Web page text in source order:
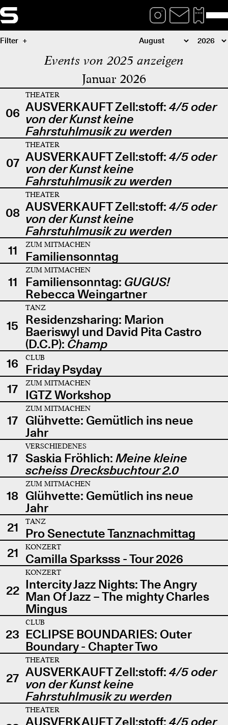
Filter
Events von 2025 anzeigen
Januar 2026
06
THEATER
AUSVERKAUFT Zell:stoff: 4/5 oder
von der Kunst keine
Fahrstuhlmusik zu werden
07
THEATER
AUSVERKAUFT Zell:stoff: 4/5 oder
von der Kunst keine
Fahrstuhlmusik zu werden
08
THEATER
AUSVERKAUFT Zell:stoff: 4/5 oder
von der Kunst keine
Fahrstuhlmusik zu werden
11
ZUM MITMACHEN
Familiensonntag
11
ZUM MITMACHEN
Familiensonntag: GUGUS!
Rebecca Weingartner
15
TANZ
Residenzsharing: Marion
Baeriswyl und David Pita Castro
(D.C.P): Champ
16
CLUB
Friday Psyday
17
ZUM MITMACHEN
IGTZ Workshop
17
ZUM MITMACHEN
Glühvette: Gemütlich ins neue
Jahr
17
VERSCHIEDENES
Saskia Fröhlich: Meine kleine
scheiss Drecksbuchtour 2.0
18
ZUM MITMACHEN
Glühvette: Gemütlich ins neue
Jahr
21
TANZ
Pro Senectute Tanznachmittag
21
KONZERT
Camilla Sparksss - Tour 2026
22
KONZERT
Intercity Jazz Nights: The Angry
Man Of Jazz – The mighty Charles
Mingus
23
CLUB
ECLIPSE BOUNDARIES: Outer
Boundary - Chapter Two
27
THEATER
AUSVERKAUFT Zell:stoff: 4/5 oder
von der Kunst keine
Fahrstuhlmusik zu werden
THEATER
AUSVERKAUFT Zell:stoff: 4/5 oder